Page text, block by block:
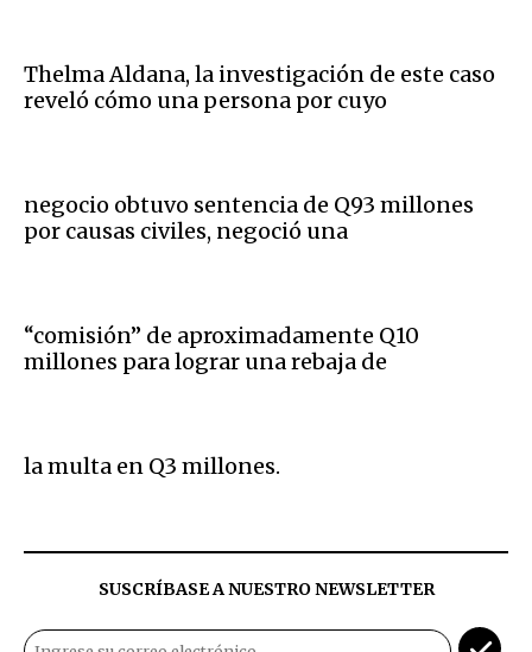
Thelma Aldana, la investigación de este caso
reveló cómo una persona por cuyo
negocio obtuvo sentencia de Q93 millones
por causas civiles, negoció una
“comisión” de aproximadamente Q10
millones para lograr una rebaja de
la multa en Q3 millones.
SUSCRÍBASE A NUESTRO NEWSLETTER